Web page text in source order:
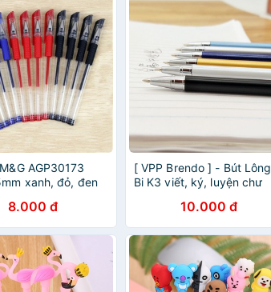
AGP30173
xanh, đỏ, đen
8.000 đ
[ VPP Brendo ] - Bút Lông
Bi K3 viết, ký, luyện chư
10.000 đ